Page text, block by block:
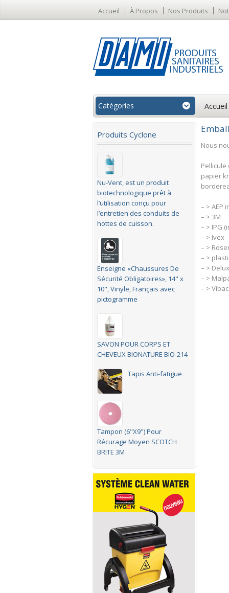
Accueil À Propos Nos Produits
Catégories Accueil
Nous
papier
– > AEP
– > 3M
– > IPG
– > Ivex
– >
– >
– >
– >
– > Vibac
Produits Cyclone
Nu-Vent, est un produit
biotechnologique prêt à
l’utilisation conçu pour
l’entretien des conduits de
hottes de cuisson.
Enseigne «Chaussures De
Sécurité Obligatoires», 14" x
10", Vinyle, Français avec
pictogramme
SAVON POUR CORPS ET
CHEVEUX BIONATURE BIO-214
Tapis Anti-fatigue
Tampon (6"X9") Pour
Récurage Moyen SCOTCH
BRITE 3M